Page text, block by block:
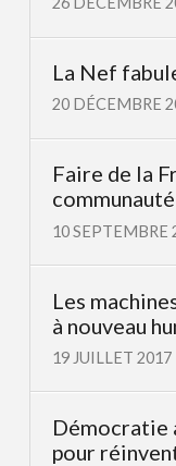
La Nef
20 DÉCEMBRE
Faire de la
10 SEPTEMBRE
Les
à nouveau
19 JUILLET 2017
Démocratie
pour